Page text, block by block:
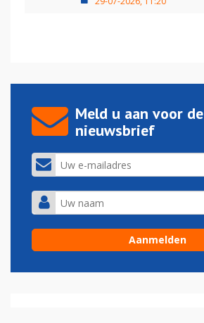
Meld u aan voor de
nieuwsbrief